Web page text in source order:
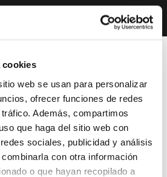
cookies
web se usan para personalizar
ofrecer funciones de redes
Además, compartimos
que haga del sitio web con
sociales, publicidad y análisis
con otra información
o que hayan recopilado a